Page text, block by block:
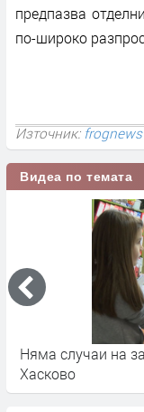
предпазва
по-широко
Източник:frognews
Видеа по темата
Няма случаи на
Хасково